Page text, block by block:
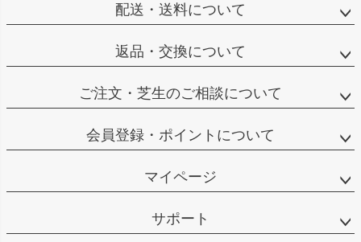
配送・送料について
返品・交換について
ご注文・芝生のご相談について
会員登録・ポイントについて
マイページ
サポート